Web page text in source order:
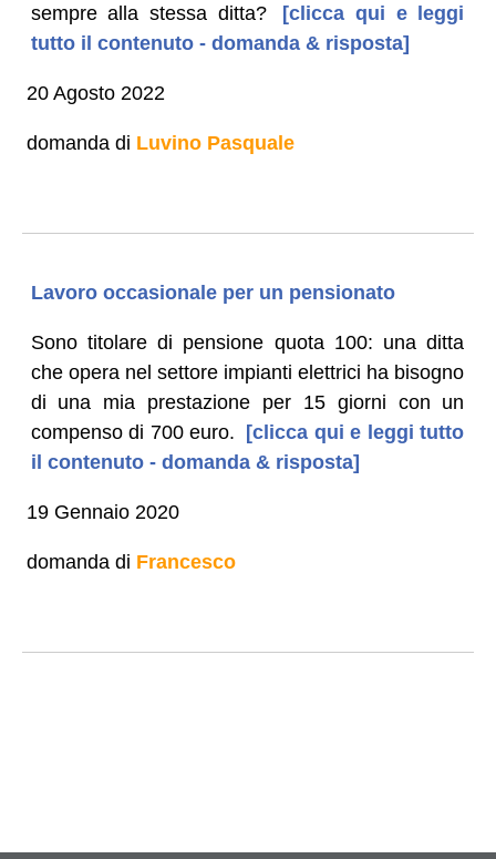
sempre alla stessa ditta?
[clicca qui e leggi
tutto il contenuto - domanda & risposta]
20 Agosto 2022
domanda di Luvino Pasquale
Lavoro occasionale per un pensionato
Sono titolare di pensione quota 100: una ditta
che opera nel settore impianti elettrici ha bisogno
di una mia prestazione per 15 giorni con un
compenso di 700 euro. [clicca qui e leggi tutto
il contenuto - domanda & risposta]
19 Gennaio 2020
domanda di Francesco